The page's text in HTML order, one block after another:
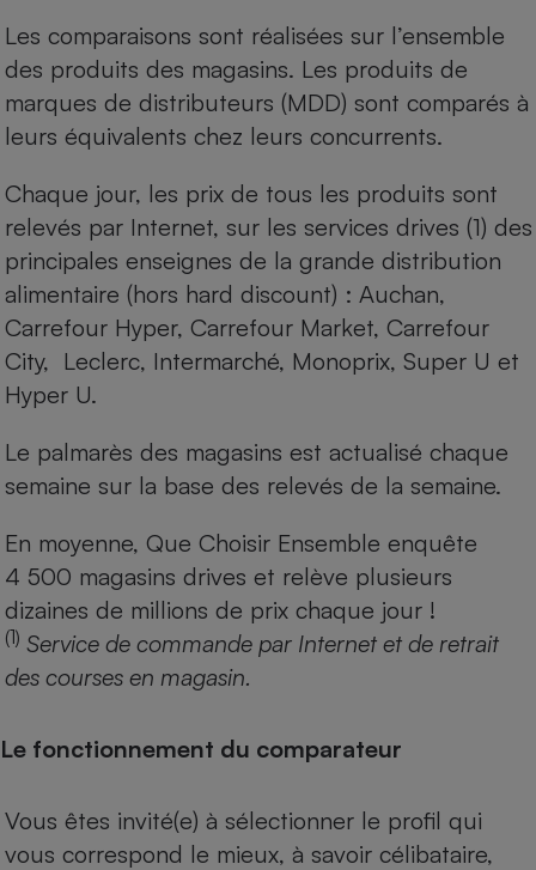
Les comparaisons sont réalisées sur l’ensemble
des produits des magasins. Les produits de
marques de distributeurs (MDD) sont comparés à
leurs équivalents chez leurs concurrents.
Chaque jour, les prix de tous les produits sont
relevés par Internet, sur les services drives (1) des
principales enseignes de la grande distribution
alimentaire (hors hard discount) : Auchan,
Carrefour Hyper, Carrefour Market, Carrefour
City, Leclerc, Intermarché, Monoprix, Super U et
Hyper U.
Le palmarès des magasins est actualisé chaque
semaine sur la base des relevés de la semaine.
En moyenne, Que Choisir Ensemble enquête
4 500 magasins drives et relève plusieurs
dizaines de millions de prix chaque jour !
(1) Service de commande par Internet et de retrait
des courses en magasin.
Le fonctionnement du comparateur
Vous êtes invité(e) à sélectionner le profil qui
vous correspond le mieux, à savoir célibataire,